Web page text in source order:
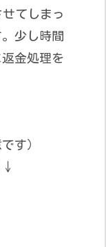
てしまっ
少し時間
金処理を
す）